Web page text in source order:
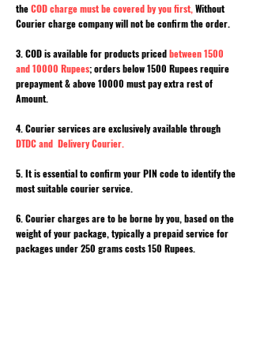
theCOD charge must be covered by you first, Without
Courier charge company will not be confirm the order.
3. COD is available for products pricedbetween 1500
and 10000 Rupees; orders below 1500 Rupees require
prepayment & above 10000 must pay extra rest of
Amount.
4. Courier services are exclusively available through
DTDC and Delivery Courier.
5. It is essential to confirm your PIN code to identify the
most suitable courier service.
6. Courier charges are to be borne by you, based on the
weight of your package, typically a prepaid service for
packages under 250 grams costs 150 Rupees.